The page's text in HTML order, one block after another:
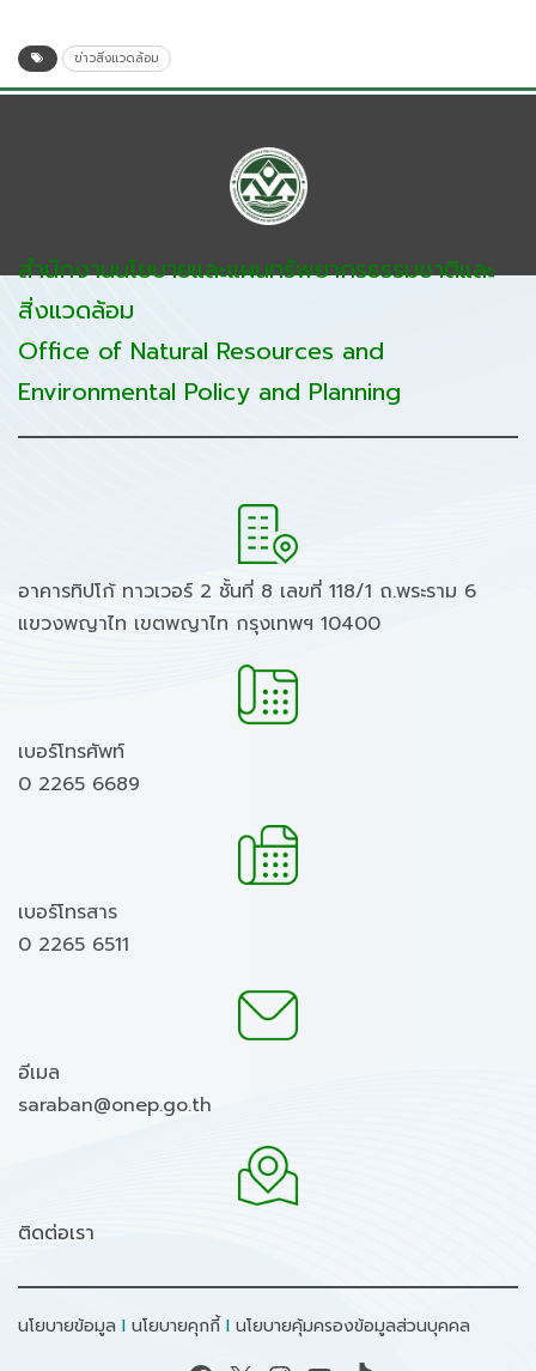
ข่าวสิ่งแวดล้อม
สำนักงานนโยบายและแผนทรัพยากรธรรมชาติและ
สิ่งแวดล้อม
Office of Natural Resources and
Environmental Policy and Planning
อาคารทิปโก้ ทาวเวอร์ 2 ชั้นที่ 8 เลขที่ 118/1 ถ.พระราม 6
แขวงพญาไท เขตพญาไท กรุงเทพฯ 10400
เบอร์โทรศัพท์
0 2265 6689
เบอร์โทรสาร
0 2265 6511
อีเมล
saraban@onep.go.th
ติดต่อเรา
นโยบายข้อมูล I นโยบายคุกกี้I นโยบายคุ้มครองข้อมูลส่วนบุคคล